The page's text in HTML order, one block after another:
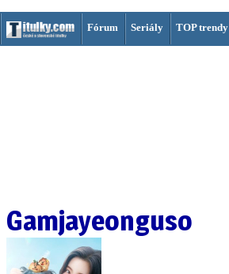
Fórum Seriály TOP trendy
Gamjayeonguso